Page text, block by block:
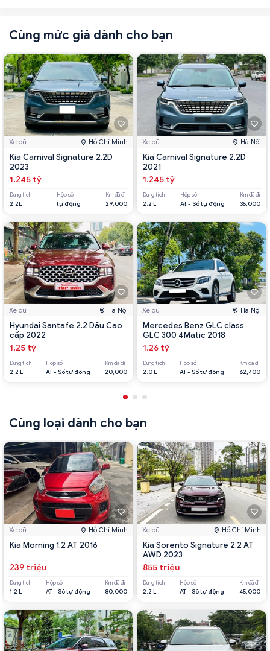
Cùng mức giá dành cho bạn
Xe cũ Hồ Chí Minh
Kia Carnival Signature 2.2D
2023
1.245 tỷ
Dung tích
2.2L
Hộp số
tự động
Km đã đi
29,000
Xe cũ Hà Nội
Hyundai Santafe 2.2 Dầu Cao
cấp 2022
1.25 tỷ
Dung tích
2.2 L
Hộp số
AT - Số tự động
Km đã đi
20,000
Xe cũ Hà Nội
Kia Carnival Signature 2.2D
2021
1.245 tỷ
Dung tích
2.2 L
Hộp số
AT - Số tự động
Km đã đi
35,000
Xe cũ Hà Nội
Mercedes Benz GLC class
GLC 300 4Matic 2018
1.26 tỷ
Dung tích
2.0 L
Hộp số
AT - Số tự động
Km đã đi
62,400
Cùng loại dành cho bạn
Xe cũ Hồ Chí Minh
Kia Morning 1.2 AT 2016
239 triệu
Dung tích
1.2 L
Hộp số
AT - Số tự động
Km đã đi
80,000
Xe cũ Hồ Chí Minh
Kia Sorento Signature 2.2 AT
AWD 2023
855 triệu
Dung tích
2.2 L
Hộp số
AT - Số tự động
Km đã đi
45,000